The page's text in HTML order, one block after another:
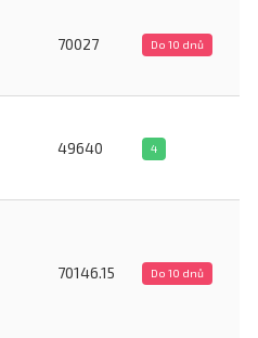
70027 Do 10 dnů
49640 4
70146.15 Do 10 dnů